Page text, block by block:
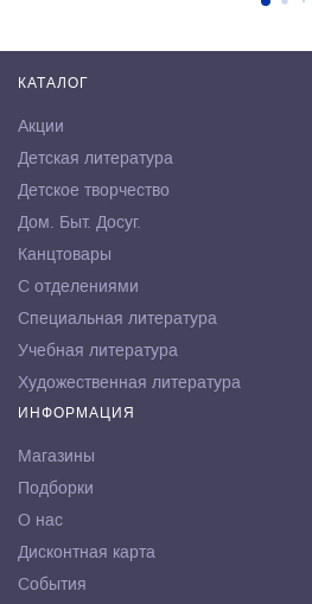
КАТАЛОГ
Акции
Детская литература
Детское творчество
Дом. Быт. Досуг.
Канцтовары
С отделениями
Специальная литература
Учебная литература
Художественная литература
ИНФОРМАЦИЯ
Магазины
Подборки
О нас
Дисконтная карта
События